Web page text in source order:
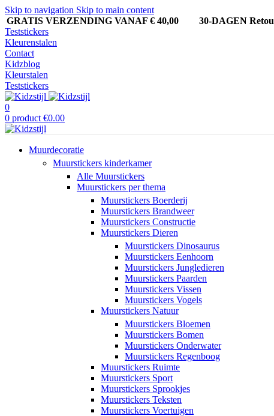
Skip to navigation Skip to main content
GRATIS VERZENDING VANAF € 40,00
30-DAGEN
Teststickers
Kleurenstalen
Contact
Kidzblog
Kleurstalen
Teststickers
0
0 product €0.00
Muurdecoratie
Muurstickers kinderkamer
Alle Muurstickers
Muurstickers per thema
Muurstickers Boerderij
Muurstickers Brandweer
Muurstickers Constructie
Muurstickers Dieren
Muurstickers Dinosaurus
Muurstickers Eenhoorn
Muurstickers Jungledieren
Muurstickers Paarden
Muurstickers Vissen
Muurstickers Vogels
Muurstickers Natuur
Muurstickers Bloemen
Muurstickers Bomen
Muurstickers Onderwater
Muurstickers Regenboog
Muurstickers Ruimte
Muurstickers Sport
Muurstickers Sprookjes
Muurstickers Teksten
Muurstickers Voertuigen